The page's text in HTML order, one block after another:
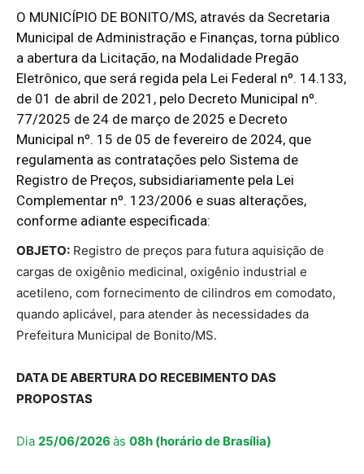
O MUNICÍPIO DE BONITO/MS, através da Secretaria
Municipal de Administração e Finanças, torna público
a abertura da Licitação, na Modalidade Pregão
Eletrônico, que será regida pela Lei Federal nº. 14.133,
de 01 de abril de 2021, pelo Decreto Municipal nº.
77/2025 de 24 de março de 2025 e Decreto
Municipal nº. 15 de 05 de fevereiro de 2024, que
regulamenta as contratações pelo Sistema de
Registro de Preços, subsidiariamente pela Lei
Complementar nº. 123/2006 e suas alterações,
conforme adiante especificada:
OBJETO: Registro de preços para futura aquisição de
cargas de oxigênio medicinal, oxigênio industrial e
acetileno, com fornecimento de cilindros em comodato,
quando aplicável, para atender às necessidades da
Prefeitura Municipal de Bonito/MS.
DATA DE ABERTURA DO RECEBIMENTO DAS
PROPOSTAS
Dia 25/06/2026 às 08h (horário de Brasília)